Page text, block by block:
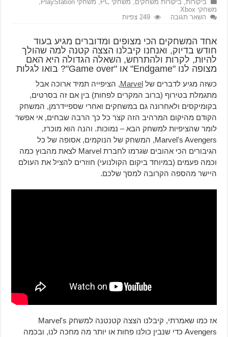
ביקורות, ביקורות משחקים, משחקי PC , משחקי PlayStation
,
משחקי Xbox
השאר תגובה
249 צפיות
אחד המשחקים הכי מצופים ומדוברים מגיע בעוד
חודש בדיוק, ואנחנו קיבלנו הצצה קטנה למה שהולך
להיות, לקרות ולהתרחש, השאלה הגדולה היא האם
מצופה לנו "Endgame" או "Game over"? בואו לגלות
כשזה מגיע לדברים של Marvel, הציפייה תמיד ארוכה אבל
מתגמלת בטירוף (ברוב המקרים לפחות) בין אם זה בסרטים,
בקומיקסים ולאחרונה גם במשחקים ואחרי שספיידרמן, המשחק
הקודם מהיקום המרהיב הזה קצר כל כך הרבה שבחים, אי אפשר
לומר שהציפיות למשחק הבא – נמוכות. והנה הוא מוכרז,
Marvel's Avengers, המשחק של הנוקמים, אסופה של כל
הגיבורים הכי אהובים שגרמו לחברת Marvel לצאת מהבוץ כמה
וכמה פעמים (במיוחד ביקום הקולנועי) חוזרים להציל את העולם
היישר מהספה הקרובה למסך שלכם.
אז כמו שאמרתי, קיבלנו הצצה קטנטנה למשחק Marvel's
Avengers כדי שנבין כולנו פחות או יותר מה מחכה לנו, ובכמה